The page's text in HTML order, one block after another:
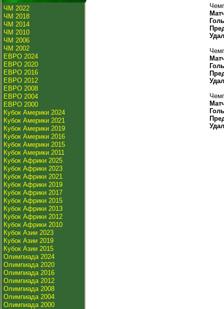
ЧМ 2022
ЧМ 2018
ЧМ 2014
ЧМ 2010
ЧМ 2006
ЧМ 2002
ЕВРО 2024
ЕВРО 2020
ЕВРО 2016
ЕВРО 2012
ЕВРО 2008
ЕВРО 2004
ЕВРО 2000
Кубок Америки 2024
Кубок Америки 2021
Кубок Америки 2019
Кубок Америки 2016
Кубок Америки 2015
Кубок Америки 2011
Кубок Африки 2025
Кубок Африки 2023
Кубок Африки 2021
Кубок Африки 2019
Кубок Африки 2017
Кубок Африки 2015
Кубок Африки 2013
Кубок Африки 2012
Кубок Африки 2010
Кубок Азии 2023
Кубок Азии 2019
Кубок Азии 2015
Олимпиада 2024
Олимпиада 2020
Олимпиада 2016
Олимпиада 2012
Олимпиада 2008
Олимпиада 2004
Олимпиада 2000